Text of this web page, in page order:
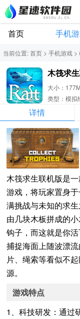
首页 手机
当前位置:首页 > 手机游戏 >
木筏求
大小：
类型：模拟
详情
木筏求生联机版是
游戏，将玩家置身
满挑战与未知的求
由几块木板拼成的
钩子，而这就是你
捕捉海面上随波漂
片、绳索等看似不
源。
游戏特点
1、科技研发：通过